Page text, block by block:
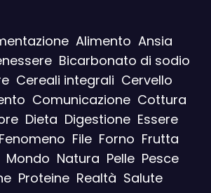
Alimento Ansia
Bicarbonato di sodio
Cereali integrali Cervello
Comunicazione Cottura
Dieta Digestione Essere
Fenomeno File Forno Frutta
Mondo Natura Pelle Pesce
Proteine Realtà Salute